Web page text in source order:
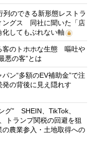
列のできる新形態レストラ
ングス 同社に聞いた「店
してもぶれない軸
客のトホホな生態 嘔吐や
悪の客”とは
ン“多額のEV補助金”で注
の背後に見え隠れす
グ” SHEIN、TikTok、
トランプ関税の回避を狙
農業参入・土地取得への